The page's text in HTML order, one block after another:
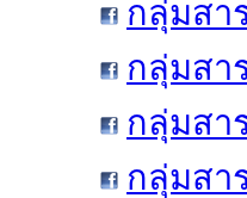
กลุ่มสา
กลุ่มสา
กลุ่มสา
กลุ่มสา